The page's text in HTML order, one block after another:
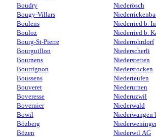
Boudry
Bougy-Villars
Boulens
Bouloz
Bourg-St-Pierre
Bourguillon
Bournens
Bourrignon
Boussens
Bouveret
Boveresse
Bovernier
Bowil
Bözberg
Bözen
Niederösch
Niederried b.
Niederried b.
Niederrohrdorf
Niederscherli
Niederstetten
Niederstocken
Niederteufen
Niederurnen
Niederuzwil
Niederwald
Niederwangen
Niederwil AG